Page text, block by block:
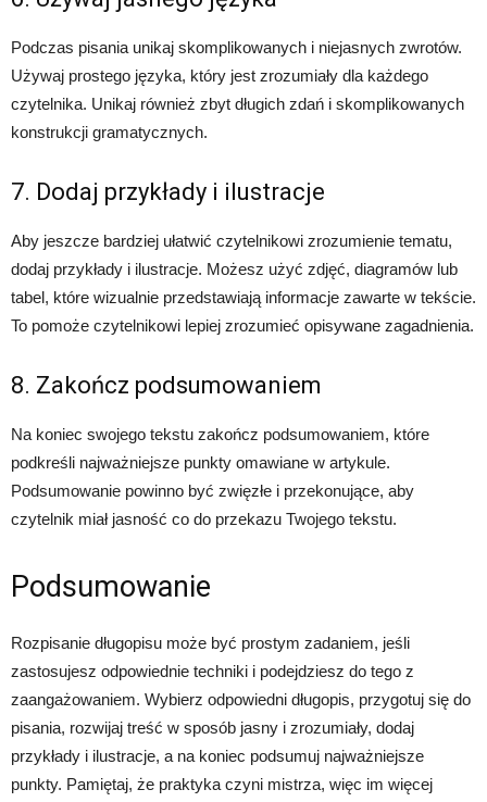
Podczas pisania unikaj skomplikowanych i niejasnych zwrotów.
Używaj prostego języka, który jest zrozumiały dla każdego
czytelnika. Unikaj również zbyt długich zdań i skomplikowanych
konstrukcji gramatycznych.
7. Dodaj przykłady i ilustracje
Aby jeszcze bardziej ułatwić czytelnikowi zrozumienie tematu,
dodaj przykłady i ilustracje. Możesz użyć zdjęć, diagramów lub
tabel, które wizualnie przedstawiają informacje zawarte w tekście.
To pomoże czytelnikowi lepiej zrozumieć opisywane zagadnienia.
8. Zakończ podsumowaniem
Na koniec swojego tekstu zakończ podsumowaniem, które
podkreśli najważniejsze punkty omawiane w artykule.
Podsumowanie powinno być zwięzłe i przekonujące, aby
czytelnik miał jasność co do przekazu Twojego tekstu.
Podsumowanie
Rozpisanie długopisu może być prostym zadaniem, jeśli
zastosujesz odpowiednie techniki i podejdziesz do tego z
zaangażowaniem. Wybierz odpowiedni długopis, przygotuj się do
pisania, rozwijaj treść w sposób jasny i zrozumiały, dodaj
przykłady i ilustracje, a na koniec podsumuj najważniejsze
punkty. Pamiętaj, że praktyka czyni mistrza, więc im więcej